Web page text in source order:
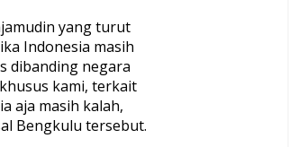
yang turut
Indonesia masih
dibanding negara
kami, terkait
aja masih kalah,
Bengkulu tersebut.